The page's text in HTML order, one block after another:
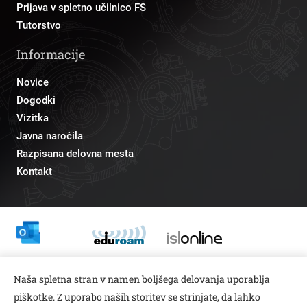
Prijava v spletno učilnico FS
Tutorstvo
Informacije
Novice
Dogodki
Vizitka
Javna naročila
Razpisana delovna mesta
Kontakt
pr@fs.uni-lj.si
Naša spletna stran v namen boljšega delovanja uporablja
piškotke. Z uporabo naših storitev se strinjate, da lahko